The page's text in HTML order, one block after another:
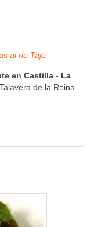
al rio Tajo
en Castilla - La
de la Reina